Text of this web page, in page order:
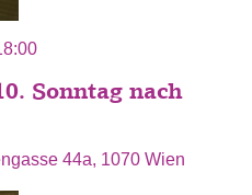
Sonntag nach
44a, 1070 Wien